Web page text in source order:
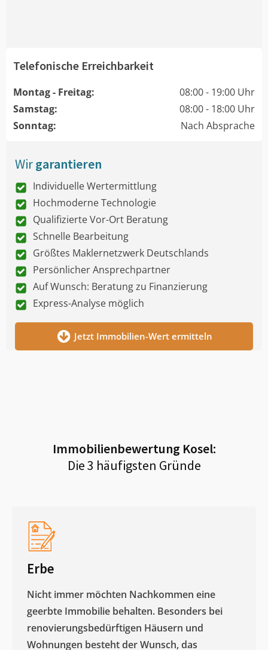
Telefonische Erreichbarkeit
Montag - Freitag:
08:00 - 19:00 Uhr
Samstag:
08:00 - 18:00 Uhr
Sonntag:
Nach Absprache
Wirgarantieren
Individuelle Wertermittlung
Hochmoderne Technologie
Qualifizierte Vor-Ort Beratung
Schnelle Bearbeitung
Größtes Maklernetzwerk Deutschlands
Persönlicher Ansprechpartner
Auf Wunsch: Beratung zu Finanzierung
Express-Analyse möglich
Jetzt Immobilien-Wert ermitteln
Immobilienbewertung Kosel:
Die 3 häufigsten Gründe
Erbe
Nicht immer möchten Nachkommen eine
geerbte Immobilie behalten. Besonders bei
renovierungsbedürftigen Häusern und
Wohnungen besteht der Wunsch, das